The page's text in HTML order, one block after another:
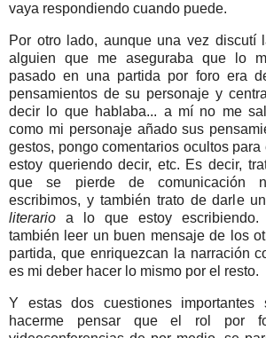
vaya respondiendo cuando puede.
Por otro lado, aunque una vez discutí
alguien que me aseguraba que lo
pasado en una partida por foro era
pensamientos de su personaje y
decir lo que hablaba... a mí no me
como mi personaje añado sus
gestos, pongo comentarios ocultos
estoy queriendo decir, etc. Es decir,
que se pierde de comunicación
escribimos, y también trato de darle
literario a lo que estoy escribiendo.
también leer un buen mensaje de los
partida, que enriquezcan la narración
es mi deber hacer lo mismo por el resto.
Y estas dos cuestiones importantes
hacerme pensar que el rol por